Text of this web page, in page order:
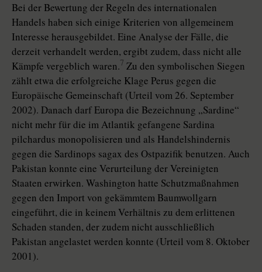
Bei der Bewertung der Regeln des internationalen
Handels haben sich einige Kriterien von allgemeinem
Interesse herausgebildet. Eine Analyse der Fälle, die
derzeit verhandelt werden, ergibt zudem, dass nicht alle
Kämpfe vergeblich waren.7 Zu den symbolischen Siegen
zählt etwa die erfolgreiche Klage Perus gegen die
Europäische Gemeinschaft (Urteil vom 26. September
2002). Danach darf Europa die Bezeichnung „Sardine“
nicht mehr für die im Atlantik gefangene Sardina
pilchardus monopolisieren und als Handelshindernis
gegen die Sardinops sagax des Ostpazifik benutzen. Auch
Pakistan konnte eine Verurteilung der Vereinigten
Staaten erwirken. Washington hatte Schutzmaßnahmen
gegen den Import von gekämmtem Baumwollgarn
eingeführt, die in keinem Verhältnis zu dem erlittenen
Schaden standen, der zudem nicht ausschließlich
Pakistan angelastet werden konnte (Urteil vom 8. Oktober
2001).